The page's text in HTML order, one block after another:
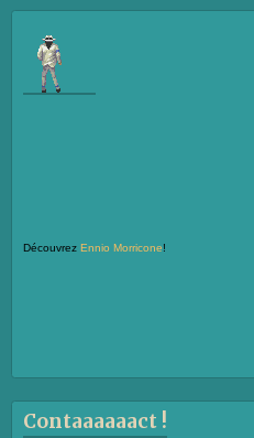
Découvrez Ennio Morricone!
Contaaaaaact !